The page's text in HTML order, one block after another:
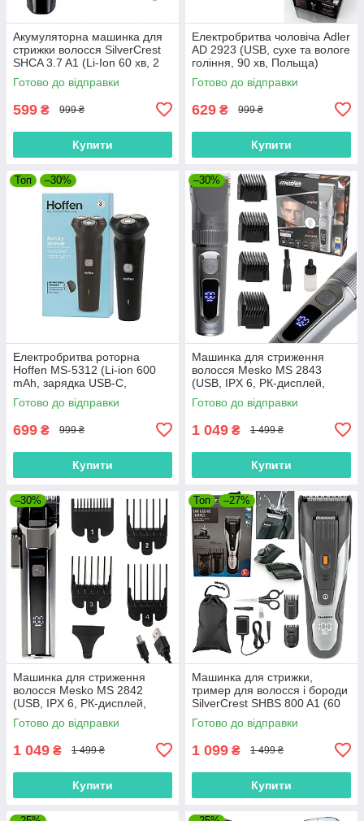
Акумуляторна машинка для
стрижки волосся SilverCrest
SHCA 3.7 A1 (Li-Ion 60 хв, 2
насадки 1-33 мм, USB-C,
Німеччина)
Готово до відправки
599 ₴ 999 ₴
Купити
Електробритва чоловіча Adler
AD 2923 (USB, сухе та вологе
гоління, 90 хв, Польща)
Готово до відправки
629 ₴ 999 ₴
Купити
Топ –30%
Електробритва роторна
Hoffen MS-5312 (Li-ion 600
mAh, зарядка USB-C,
висувний тример, Польща)
Готово до відправки
699 ₴ 999 ₴
Купити
–30%
Машинка для стриження
волосся Mesko MS 2843
(USB, IPX 6, РК-дисплей,
Польща)
Готово до відправки
1 049 ₴ 1 499 ₴
Купити
–30%
Машинка для стриження
волосся Mesko MS 2842
(USB, IPX 6, РК-дисплей,
Польща)
Готово до відправки
1 049 ₴ 1 499 ₴
Купити
Топ –27%
Машинка для стрижки,
тример для волосся і бороди
SilverCrest SHBS 800 A1 (60
хв, Німеччина)
Готово до відправки
1 099 ₴ 1 499 ₴
Купити